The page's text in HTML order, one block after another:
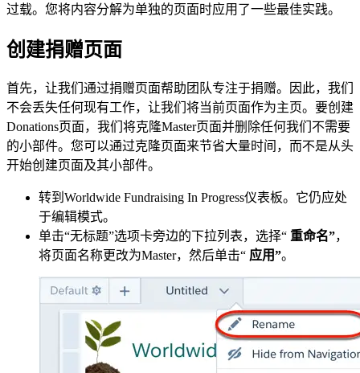
过载。您将内容分解为单独的页面时应用了一些最佳实践。
创建捐赠页面
首先，让我们通过捐赠页面帮助团队专注于捐赠。因此，我们
不会丢失任何现有工作，让我们将当前页面作为主页。要创建
Donations页面，我们将克隆Master页面并删除任何我们不需要
的小部件。您可以通过克隆页面来节省大量时间，而不是从头
开始创建页面及其小部件。
转到Worldwide Fundraising In Progress仪表板。它仍应处
于编辑模式。
单击“无标题”选项卡旁边的下拉列表，选择“ 重命名”，
将页面名称更改为Master，然后单击“ 应用”。